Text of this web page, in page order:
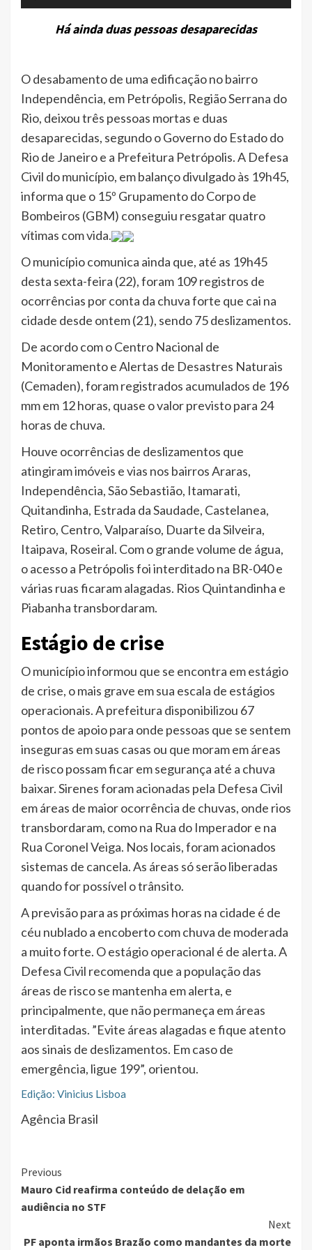
Há ainda duas pessoas desaparecidas
O desabamento de uma edificação no bairro
Independência, em Petrópolis, Região Serrana do
Rio, deixou três pessoas mortas e duas
desaparecidas, segundo o Governo do Estado do
Rio de Janeiro e a Prefeitura Petrópolis. A Defesa
Civil do município, em balanço divulgado às 19h45,
informa que o 15º Grupamento do Corpo de
Bombeiros (GBM) conseguiu resgatar quatro
vítimas com vida.
O município comunica ainda que, até as 19h45
desta sexta-feira (22), foram 109 registros de
ocorrências por conta da chuva forte que cai na
cidade desde ontem (21), sendo 75 deslizamentos.
De acordo com o Centro Nacional de
Monitoramento e Alertas de Desastres Naturais
(Cemaden), foram registrados acumulados de 196
mm em 12 horas, quase o valor previsto para 24
horas de chuva.
Houve ocorrências de deslizamentos que
atingiram imóveis e vias nos bairros Araras,
Independência, São Sebastião, Itamarati,
Quitandinha, Estrada da Saudade, Castelanea,
Retiro, Centro, Valparaíso, Duarte da Silveira,
Itaipava, Roseiral. Com o grande volume de água,
o acesso a Petrópolis foi interditado na BR-040 e
várias ruas ficaram alagadas. Rios Quintandinha e
Piabanha transbordaram.
Estágio de crise
O município informou que se encontra em estágio
de crise, o mais grave em sua escala de estágios
operacionais. A prefeitura disponibilizou 67
pontos de apoio para onde pessoas que se sentem
inseguras em suas casas ou que moram em áreas
de risco possam ficar em segurança até a chuva
baixar. Sirenes foram acionadas pela Defesa Civil
em áreas de maior ocorrência de chuvas, onde rios
transbordaram, como na Rua do Imperador e na
Rua Coronel Veiga. Nos locais, foram acionados
sistemas de cancela. As áreas só serão liberadas
quando for possível o trânsito.
A previsão para as próximas horas na cidade é de
céu nublado a encoberto com chuva de moderada
a muito forte. O estágio operacional é de alerta. A
Defesa Civil recomenda que a população das
áreas de risco se mantenha em alerta, e
principalmente, que não permaneça em áreas
interditadas. ”Evite áreas alagadas e fique atento
aos sinais de deslizamentos. Em caso de
emergência, ligue 199”, orientou.
Edição: Vinicius Lisboa
Agência Brasil
Continue
Reading
Previous
Mauro Cid reafirma conteúdo de delação em
audiência no STF
Next
PF aponta irmãos Brazão como mandantes da morte